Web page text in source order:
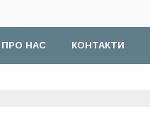
ПРО НАС КОНТАКТИ